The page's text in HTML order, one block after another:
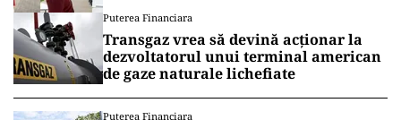
Puterea Financiara
Transgaz vrea să devină acționar la
dezvoltatorul unui terminal american
de gaze naturale lichefiate
Puterea Financiara